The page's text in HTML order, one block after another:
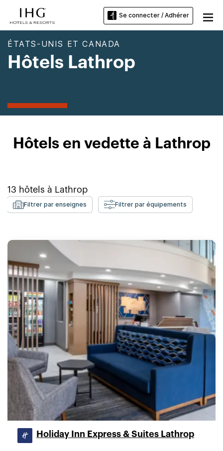
Se connecter / Adhérer
ÉTATS-UNIS ET CANADA
Hôtels Lathrop
Hôtels en vedette à Lathrop
13 hôtels à Lathrop
Filtrer par enseignes Filtrer par équipements
Holiday Inn Express & Suites Lathrop